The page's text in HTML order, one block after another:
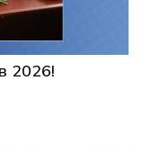
2026!